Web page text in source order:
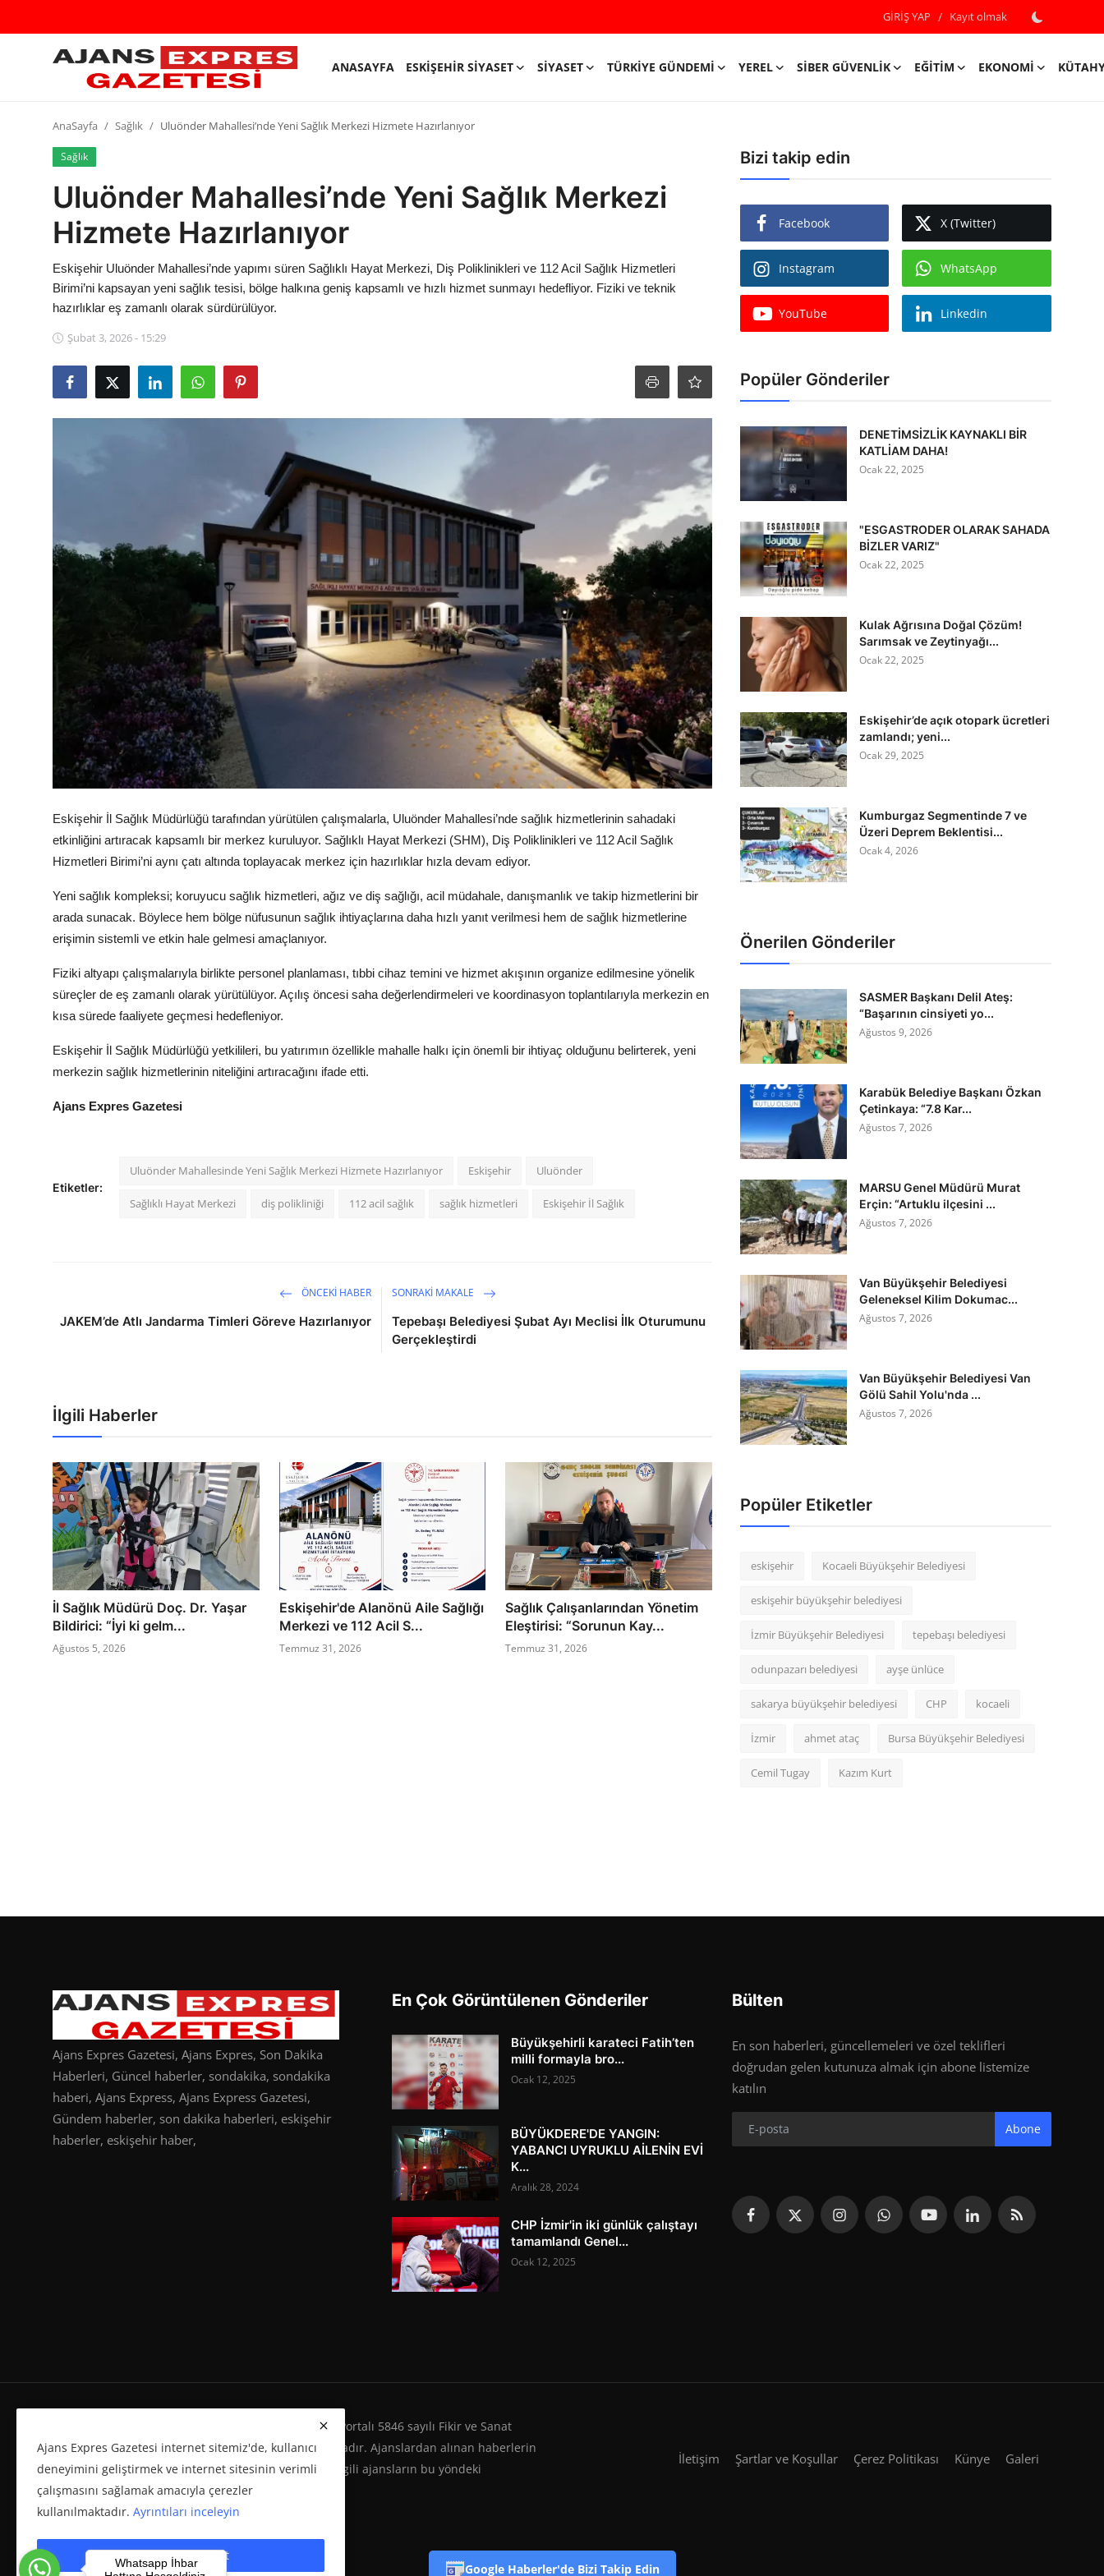
GİRİŞ YAP / Kayıt olmak
ANASAYFA ESKIŞEHIR SIYASET SIYASET TÜRKIYE GÜNDEMI YEREL SIBER GÜVENLIK EĞITIM EKONOMI
GİRİŞ
Kayıt
AnaSayfa
Eskişehir Siyaset
Siyaset
Türkiye Gündemi
Siber Güvenlik
Belediye
SON DAKİKA
Köşe Yazısı
E-GAZETE
AnaSayfa Sağlık Uluönder Mahallesi’nde Yeni Sağlık Merkezi Hizmete Hazırlanıyor
Sağlık
Uluönder Mahallesi’nde Yeni Sağlık Merkezi
Hizmete Hazırlanıyor
Eskişehir Uluönder Mahallesi’nde yapımı süren Sağlıklı Hayat Merkezi, Diş Poliklinikleri ve 112 Acil Sağlık Hizmetleri
Birimi’ni kapsayan yeni sağlık tesisi, bölge halkına geniş kapsamlı ve hızlı hizmet sunmayı hedefliyor. Fiziki ve teknik
hazırlıklar eş zamanlı olarak sürdürülüyor.
Şubat 3, 2026 - 15:29
Eskişehir İl Sağlık Müdürlüğü tarafından yürütülen çalışmalarla, Uluönder Mahallesi’nde sağlık hizmetlerinin sahadaki
etkinliğini artıracak kapsamlı bir merkez kuruluyor. Sağlıklı Hayat Merkezi (SHM), Diş Poliklinikleri ve 112 Acil Sağlık
Hizmetleri Birimi’ni aynı çatı altında toplayacak merkez için hazırlıklar hızla devam ediyor.
Yeni sağlık kompleksi; koruyucu sağlık hizmetleri, ağız ve diş sağlığı, acil müdahale, danışmanlık ve takip hizmetlerini bir
arada sunacak. Böylece hem bölge nüfusunun sağlık ihtiyaçlarına daha hızlı yanıt verilmesi hem de sağlık hizmetlerine
erişimin sistemli ve etkin hale gelmesi amaçlanıyor.
Fiziki altyapı çalışmalarıyla birlikte personel planlaması, tıbbi cihaz temini ve hizmet akışının organize edilmesine yönelik
süreçler de eş zamanlı olarak yürütülüyor. Açılış öncesi saha değerlendirmeleri ve koordinasyon toplantılarıyla merkezin en
kısa sürede faaliyete geçmesi hedefleniyor.
Eskişehir İl Sağlık Müdürlüğü yetkilileri, bu yatırımın özellikle mahalle halkı için önemli bir ihtiyaç olduğunu belirterek, yeni
merkezin sağlık hizmetlerinin niteliğini artıracağını ifade etti.
Ajans Expres Gazetesi
Etiketler:
Uluönder Mahallesinde Yeni Sağlık Merkezi Hizmete Hazırlanıyor Eskişehir Uluönder
Sağlıklı Hayat Merkezi diş polikliniği 112 acil sağlık sağlık hizmetleri Eskişehir İl Sağlık
ÖNCEKI HABER
JAKEM’de Atlı Jandarma Timleri Göreve Hazırlanıyor
SONRAKI MAKALE
Tepebaşı Belediyesi Şubat Ayı Meclisi İlk Oturumunu
Gerçekleştirdi
İlgili Haberler
İl Sağlık Müdürü Doç. Dr. Yaşar
Bildirici: “İyi ki gelm...
Ağustos 5, 2026
Eskişehir'de Alanönü Aile Sağlığı
Merkezi ve 112 Acil S...
Temmuz 31, 2026
Sağlık Çalışanlarından Yönetim
Eleştirisi: “Sorunun Kay...
Temmuz 31, 2026
Bizi takip edin
Facebook X (Twitter)
Instagram WhatsApp
YouTube Linkedin
Popüler Gönderiler
DENETİMSİZLİK KAYNAKLI BİR
KATLİAM DAHA!
Ocak 22, 2025
"ESGASTRODER OLARAK SAHADA
BİZLER VARIZ"
Ocak 22, 2025
Kulak Ağrısına Doğal Çözüm!
Sarımsak ve Zeytinyağı...
Ocak 22, 2025
Eskişehir’de açık otopark ücretleri
zamlandı; yeni...
Ocak 29, 2025
Kumburgaz Segmentinde 7 ve
Üzeri Deprem Beklentisi...
Ocak 4, 2026
Önerilen Gönderiler
SASMER Başkanı Delil Ateş:
“Başarının cinsiyeti yo...
Ağustos 9, 2026
Karabük Belediye Başkanı Özkan
Çetinkaya: “7.8 Kar...
Ağustos 7, 2026
MARSU Genel Müdürü Murat
Erçin: “Artuklu ilçesini ...
Ağustos 7, 2026
Van Büyükşehir Belediyesi
Geleneksel Kilim Dokumac...
Ağustos 7, 2026
Van Büyükşehir Belediyesi Van
Gölü Sahil Yolu'nda ...
Ağustos 7, 2026
Popüler Etiketler
eskişehir Kocaeli Büyükşehir Belediyesi
eskişehir büyükşehir belediyesi
İzmir Büyükşehir Belediyesi tepebaşı belediyesi
odunpazarı belediyesi ayşe ünlüce
sakarya büyükşehir belediyesi CHP kocaeli
İzmir ahmet ataç Bursa Büyükşehir Belediyesi
Cemil Tugay Kazım Kurt
Ajans Expres Gazetesi, Ajans Expres, Son Dakika
Haberleri, Güncel haberler, sondakika, sondakika
haberi, Ajans Express, Ajans Express Gazetesi,
Gündem haberler, son dakika haberleri, eskişehir
haberler, eskişehir haber,
En Çok Görüntülenen Gönderiler
Büyükşehirli karateci Fatih’ten
milli formayla bro...
Ocak 12, 2025
BÜYÜKDERE'DE YANGIN:
YABANCI UYRUKLU AİLENİN EVİ
K...
Aralık 28, 2024
CHP İzmir'in iki günlük çalıştayı
tamamlandı Genel...
Ocak 12, 2025
Bülten
En son haberleri, güncellemeleri ve özel teklifleri
doğrudan gelen kutunuza almak için abone listemize
katılın
Abone
Ajans Expres Gazetesi Copyright © Her Hakkı Haber Portalı 5846 sayılı Fikir ve Sanat
Eserleri Kanunu'na %100 uygun olarak yayınlanmaktadır. Ajanslardan alınan haberlerin
yeniden yayımı ve herhangi bir ortamda basılması, ilgili ajansların bu yöndeki
politikasına bağlı olarak önceden yazılı izin gerektirir.
İletişim Şartlar ve Koşullar Çerez Politikası Künye Galeri
Ajans Expres Gazetesi internet sitemiz'de, kullanıcı
deneyimini geliştirmek ve internet sitesinin verimli
çalışmasını sağlamak amacıyla çerezler
kullanılmaktadır. Ayrıntıları inceleyin
Çerezleri kabul et
Google Haberler'de Bizi Takip Edin
Whatsapp İhbar